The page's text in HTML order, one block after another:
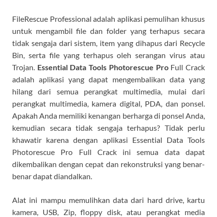
FileRescue Professional adalah aplikasi pemulihan khusus
untuk mengambil file dan folder yang terhapus secara
tidak sengaja dari sistem, item yang dihapus dari Recycle
Bin, serta file yang terhapus oleh serangan virus atau
Trojan. Essential Data Tools Photorescue Pro Full Crack
adalah aplikasi yang dapat mengembalikan data yang
hilang dari semua perangkat multimedia, mulai dari
perangkat multimedia, kamera digital, PDA, dan ponsel.
Apakah Anda memiliki kenangan berharga di ponsel Anda,
kemudian secara tidak sengaja terhapus? Tidak perlu
khawatir karena dengan aplikasi Essential Data Tools
Photorescue Pro Full Crack ini semua data dapat
dikembalikan dengan cepat dan rekonstruksi yang benar-
benar dapat diandalkan.
Alat ini mampu memulihkan data dari hard drive, kartu
kamera, USB, Zip, floppy disk, atau perangkat media